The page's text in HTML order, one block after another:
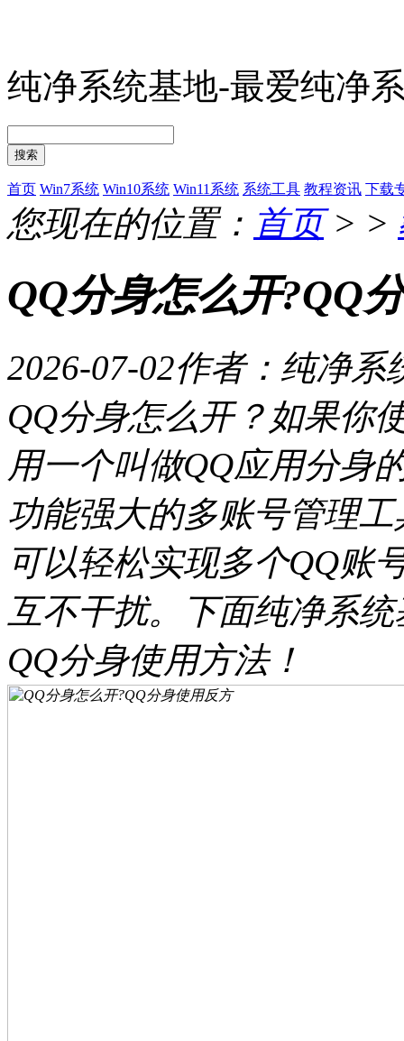
纯净系统基地-最爱纯净
搜索
首页 Win7系统 Win10系统 Win11系统 系统工具 教程资讯 下载
您现在的位置： 首页> >
QQ分身怎么开?QQ
2026-07-02作者：纯净系
QQ分身怎么开？如果你
用一个叫做QQ应用分身
功能强大的多账号管理
可以轻松实现多个QQ账
互不干扰。下面纯净系
QQ分身使用方法！